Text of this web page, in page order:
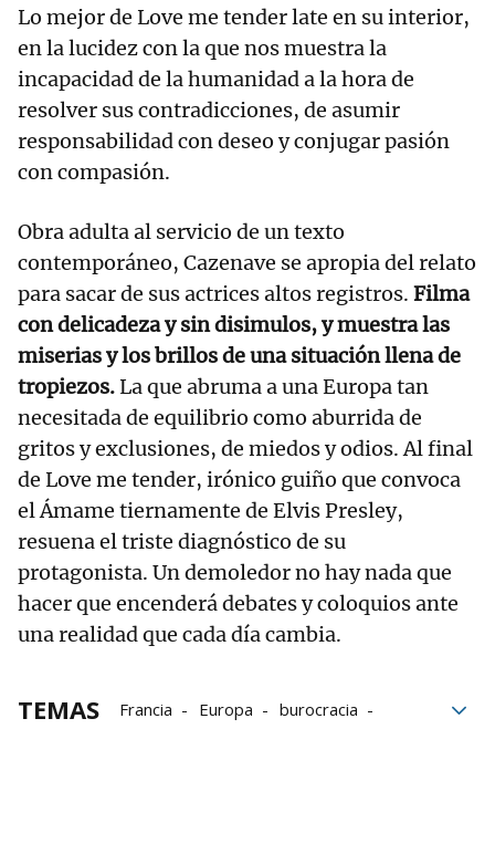
Lo mejor de Love me tender late en su interior,
en la lucidez con la que nos muestra la
incapacidad de la humanidad a la hora de
resolver sus contradicciones, de asumir
responsabilidad con deseo y conjugar pasión
con compasión.
Obra adulta al servicio de un texto
contemporáneo, Cazenave se apropia del relato
para sacar de sus actrices altos registros. Filma
con delicadeza y sin disimulos, y muestra las
miserias y los brillos de una situación llena de
tropiezos.La que abruma a una Europa tan
necesitada de equilibrio como aburrida de
gritos y exclusiones, de miedos y odios. Al final
de Love me tender, irónico guiño que convoca
el Ámame tiernamente de Elvis Presley,
resuena el triste diagnóstico de su
protagonista. Un demoledor no hay nada que
hacer que encenderá debates y coloquios ante
una realidad que cada día cambia.
TEMAS Francia Europa
burocracia